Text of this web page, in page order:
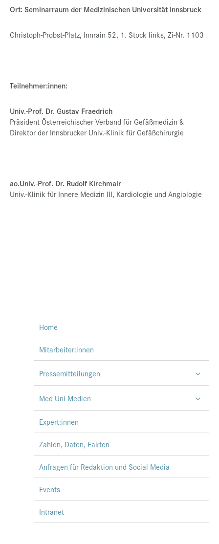
Ort: Seminarraum der Medizinischen Universität Innsbruck
Christoph-Probst-Platz, Innrain 52, 1. Stock links, Zi-Nr. 1103
Teilnehmer:innen:
Univ.-Prof. Dr. Gustav Fraedrich
Präsident Österreichischer Verband für Gefäßmedizin &
Direktor der Innsbrucker Univ.-Klinik für Gefäßchirurgie
ao.Univ.-Prof. Dr. Rudolf Kirchmair
Univ.-Klinik für Innere Medizin III, Kardiologie und Angiologie
Home
Mitarbeiter:innen
Pressemitteilungen
Med Uni Medien
Expert:innen
Zahlen, Daten, Fakten
Anfragen für Redaktion und Social Media
Events
Intranet